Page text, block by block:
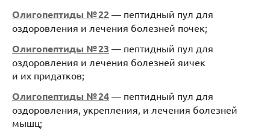
Олигопептиды № 22 — пептидный пул для
оздоровления и лечения болезней почек;
Олигопептиды № 23 — пептидный пул для
оздоровления и лечения болезней яичек
и их придатков;
Олигопептиды № 24 — пептидный пул для
оздоровления, укрепления, и лечения болезней
мышц;